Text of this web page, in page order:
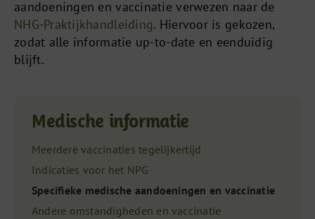
aandoeningen en vaccinatie verwezen naar de
NHG-Praktijkhandleiding. Hiervoor is gekozen,
zodat alle informatie up-to-date en eenduidig
blijft.
Medische informatie
Meerdere vaccinaties tegelijkertijd
Indicaties voor het NPG
Specifieke medische aandoeningen en vaccinatie
Andere omstandigheden en vaccinatie